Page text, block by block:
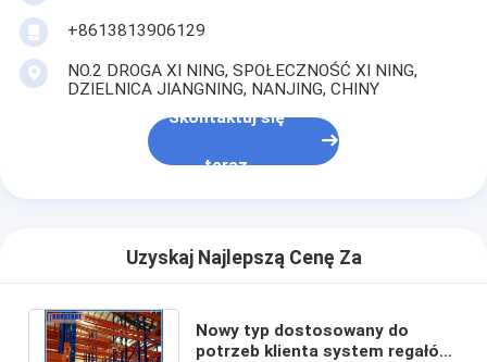
+8613813906129
NO.2 DROGA XI NING, SPOŁECZNOŚĆ XI NING,
DZIELNICA JIANGNING, NANJING, CHINY
Skontaktuj się
teraz
Uzyskaj Najlepszą Cenę Za
Nowy typ dostosowany do
potrzeb klienta system regałów